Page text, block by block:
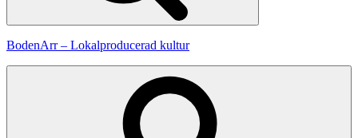
BodenArr – Lokalproducerad kultur